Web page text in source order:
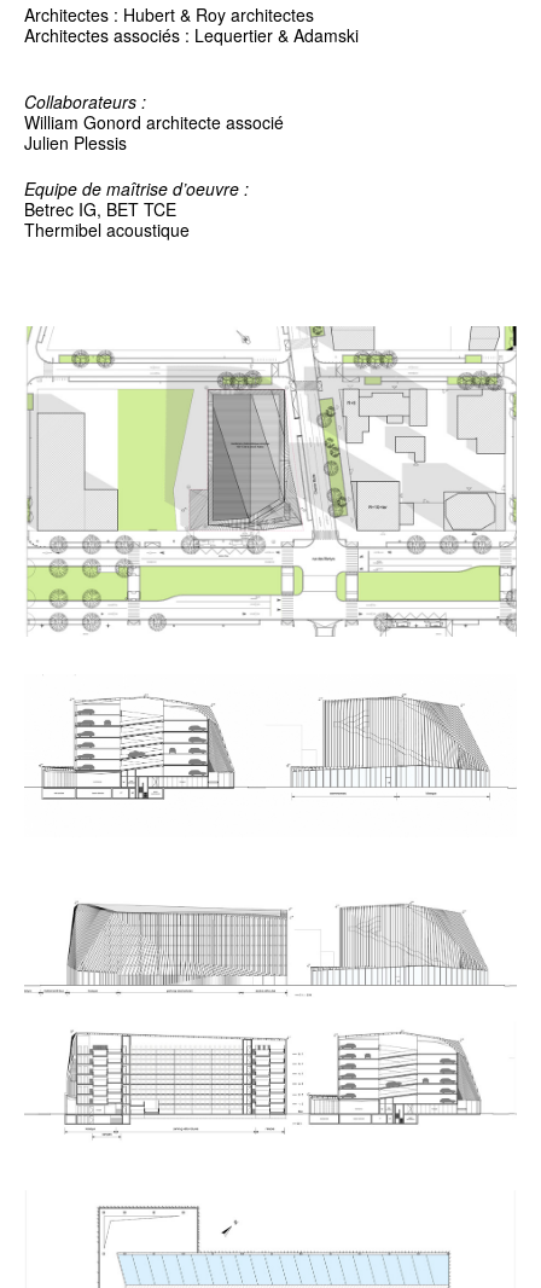
Architectes : Hubert & Roy architectes
Architectes associés : Lequertier & Adamski
Collaborateurs :
William Gonord architecte associé
Julien Plessis
Equipe de maîtrise d’oeuvre :
Betrec IG, BET TCE
Thermibel acoustique